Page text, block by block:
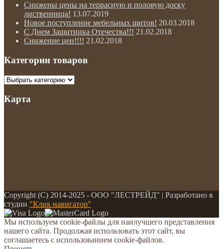
Снижены цены на террасную и половую доску
лиственница! 13.07.2019
Новое поступление мебельных щитов! 20.03.2018
С Днем Защитника Отечества!!! 21.02.2018
Снижение цен!!!! 21.02.2018
Категории товаров
Карта
Copyright (С) 2014-2025 - ООО "ЛЕСТРЕЙД" | Разработано в
студии "Клик навигатор"
Мы используем cookie-файлы для наилучшего представления
нашего сайта. Продолжая использовать этот сайт, вы
соглашаетесь с использованием cookie-файлов.